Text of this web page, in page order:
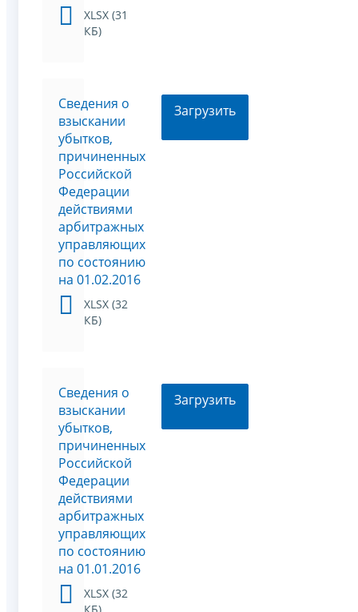
XLSX (31
КБ)
Сведения о
взыскании
убытков,
причиненных
Российской
Федерации
действиями
арбитражных
управляющих
по состоянию
на 01.02.2016
XLSX (32
КБ)
Загрузить
Сведения о
взыскании
убытков,
причиненных
Российской
Федерации
действиями
арбитражных
управляющих
по состоянию
на 01.01.2016
XLSX (32
Загрузить